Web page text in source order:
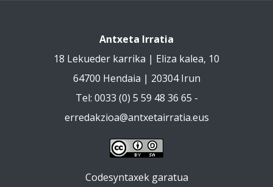
Antxeta Irratia
18 Lekueder karrika | Eliza kalea, 10
64700 Hendaia | 20304 Irun
Tel: 0033 (0) 5 59 48 36 65 -
erredakzioa@antxetairratia.eus
Codesyntaxek garatua